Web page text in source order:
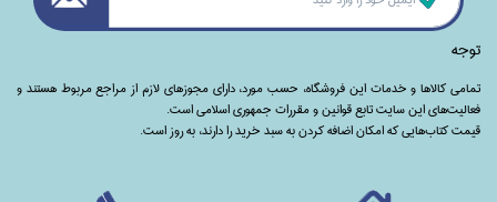
توجه
تمامی‌ کالاها و خدمات این فروشگاه، حسب مورد،‌ دارای مجوزهای لازم از مراجع مربوط هستند ‌و‌‌
فعالیت‌های این سایت تابع قوانین و مقررات جمهوری اسلامی است.
قیمت کتاب‌هایی که امکان اضافه کردن به سبد خرید را دارند،‌ به روز است.